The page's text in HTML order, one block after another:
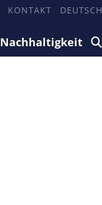
KONTAKT DEUTSCH
Nachhaltigkeit